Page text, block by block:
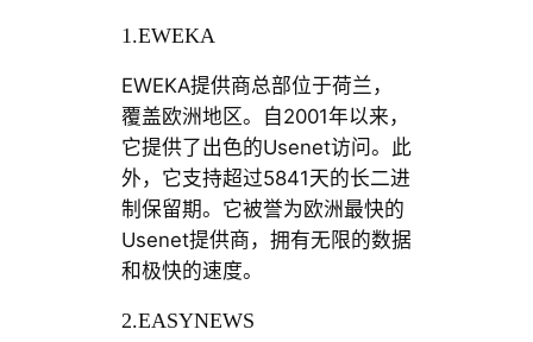
1.EWEKA
EWEKA提供商总部位于荷兰，
覆盖欧洲地区。自2001年以来，
它提供了出色的Usenet访问。此
外，它支持超过5841天的长二进
制保留期。它被誉为欧洲最快的
Usenet提供商，拥有无限的数据
和极快的速度。
2.EASYNEWS